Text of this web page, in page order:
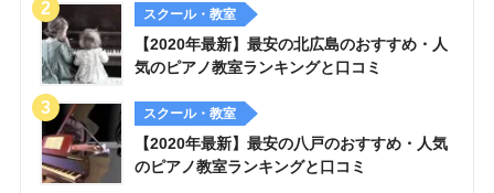
スクール・教室
【2020年最新】最安の北広島のおすすめ・人
気のピアノ教室ランキングと口コミ
スクール・教室
【2020年最新】最安の八戸のおすすめ・人気
のピアノ教室ランキングと口コミ